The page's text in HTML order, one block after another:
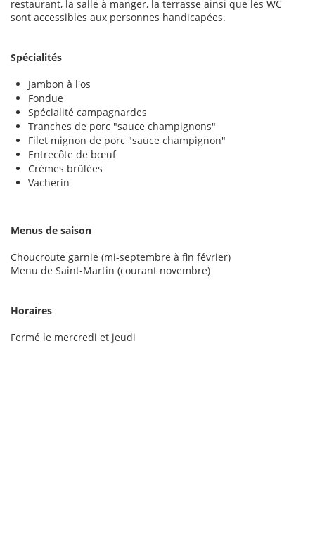
restaurant, la salle à manger, la terrasse ainsi que les WC
sont accessibles aux personnes handicapées.
Spécialités
Jambon à l'os
Fondue
Spécialité campagnardes
Tranches de porc "sauce champignons"
Filet mignon de porc "sauce champignon"
Entrecôte de bœuf
Crèmes brûlées
Vacherin
Menus de saison
Choucroute garnie (mi-septembre à fin février)
Menu de Saint-Martin (courant novembre)
Horaires
Fermé le mercredi et jeudi